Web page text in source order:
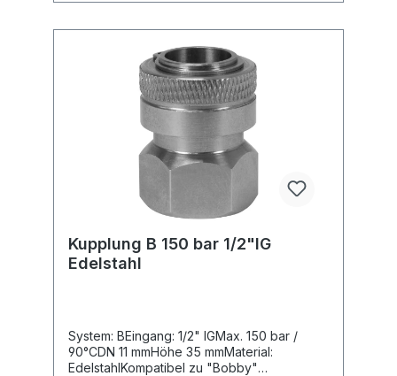
Kupplung B 150 bar 1/2"IG
Edelstahl
System: BEingang: 1/2" IGMax. 150 bar /
90°CDN 11 mmHöhe 35 mmMaterial:
EdelstahlKompatibel zu "Bobby"